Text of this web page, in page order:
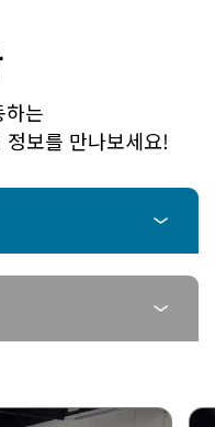
하는
보를 만나보세요!